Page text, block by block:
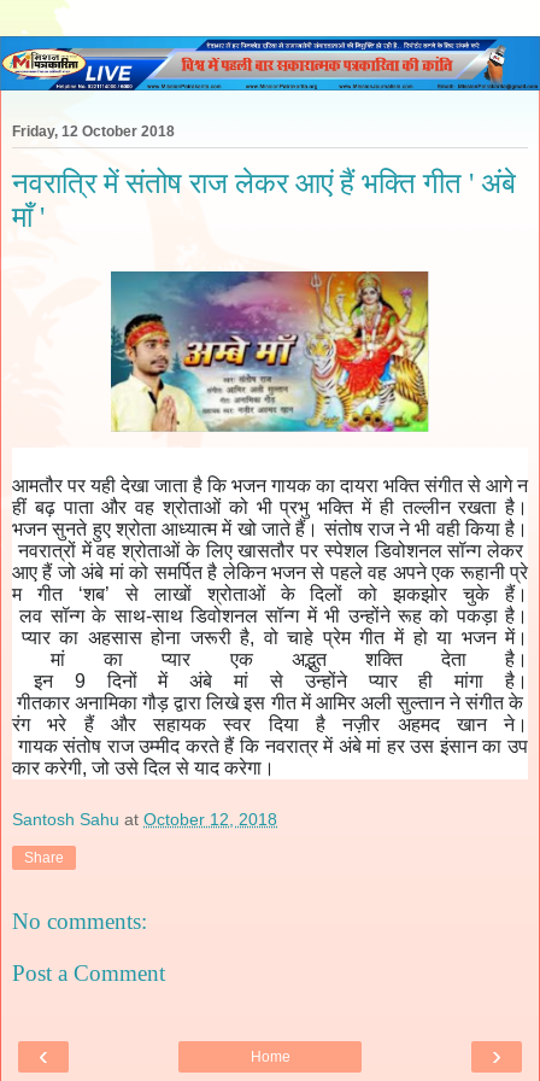
Friday, 12 October 2018
नवरात्रि में संतोष राज लेकर आएं हैं भक्ति गीत ' अंबे
माँ '
आमतौर पर यही देखा जाता है कि भजन गायक कादायरा भक्ति संगीत से आगे न
हीं बढ़ पाता और वहश्रोताओं को भी प्रभु भक्ति में ही तल्लीन रखता है।
भजन सुनते हुए श्रोता आध्यात्म में खो जाते हैं। संतोषराज ने भी वही किया है।
नवरात्रों में वह श्रोताओं के लिएखासतौर पर स्पेशल डिवोशनल सॉन्ग लेकर
आए हैं जोअंबे मां को समर्पित है लेकिन भजन से पहले वह अपनेएक रूहानी प्रे
म
गीत‘शब’से लाखों श्रोताओं के दिलोंको झकझोर चुके
हैं।
लव सॉन्ग के साथ-साथ डिवोशनलसॉन्ग में भी उन्होंने रूह को पकड़ा है।
प्यार का अहसासहोना जरूरी है,वो चाहे प्रेम गीत में हो या भजन में।
मांका प्यार एक अद्भुत शक्ति देता
है।
इन9दिनों में अंबे मांसे उन्होंने प्यार ही मांगा
है।
गीतकार अनामिका गौड़द्वारा लिखे इस गीत में आमिर अली सुल्तान ने संगीत के
रंग
भरे हैं और सहायक स्वर दिया है नज़ीर अहमद खानने।
गायक संतोष राज उम्मीद करते हैं कि नवरात्र में अंबेमां हर उस इंसान का उप
कार करेगी,जो उसे दिल सेयाद करेगा।
Santosh Sahu at October 12, 2018
Share
No comments:
Post a Comment
‹ ›
Home